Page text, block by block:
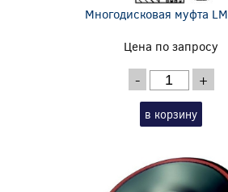
Многодисковая муфта
Цена по запросу
- +
в корзину